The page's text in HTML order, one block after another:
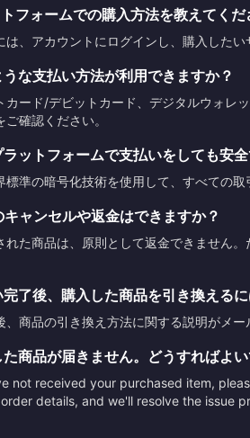
フォームでの購入方法を教えてくだ
は、アカウントにログインし、購入した
うな支払い方法が利用できますか？
カード/デビットカード、デジタルウォレ
ご確認ください。
ラットフォームで支払いをしても安
標準の暗号化技術を使用して、すべての
キャンセルや返金はできますか？
れた商品は、原則として返金できません
了後、購入した商品を引き換える
、商品の引き換え方法に関する説明がメ
商品が届きません。どうすればよ
not received your purchased item,
details, and we'll resolve the issue